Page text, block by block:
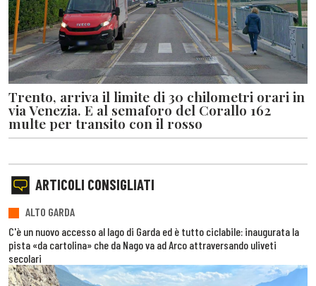
Trento, arriva il limite di 30 chilometri orari in
via Venezia. E al semaforo del Corallo 162
multe per transito con il rosso
ARTICOLI CONSIGLIATI
ALTO GARDA
C'è un nuovo accesso al lago di Garda ed è tutto ciclabile: inaugurata la
pista «da cartolina» che da Nago va ad Arco attraversando uliveti
secolari